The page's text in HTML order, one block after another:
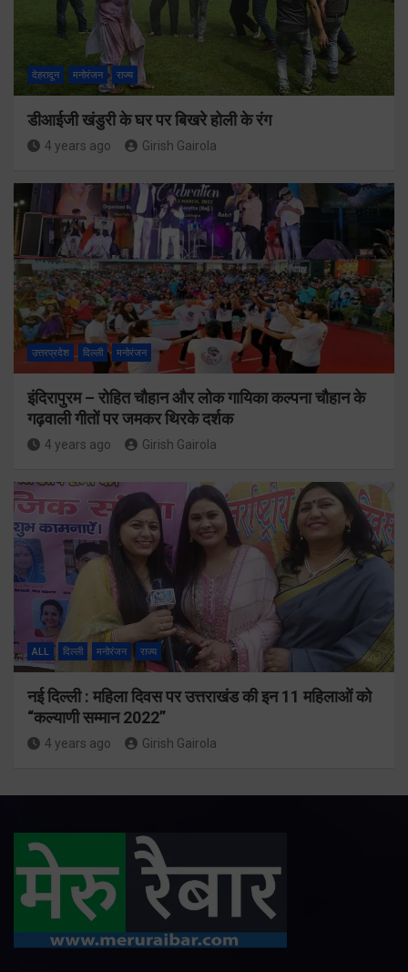
देहरादून मनोरंजन राज्य
डीआईजी खंडुरी के घर पर बिखरे होली के रंग
4 years ago Girish Gairola
उत्तरप्रदेश दिल्ली मनोरंजन
इंदिरापुरम – रोहित चौहान और लोक गायिका कल्पना चौहान के
गढ़वाली गीतों पर जमकर थिरके दर्शक
4 years ago Girish Gairola
ALL दिल्ली मनोरंजन राज्य
नई दिल्ली : महिला दिवस पर उत्तराखंड की इन 11 महिलाओं को
“कल्याणी सम्मान 2022”
4 years ago Girish Gairola